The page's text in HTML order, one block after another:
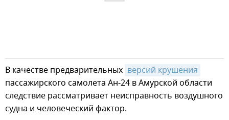
В качестве предварительных версий крушения
пассажирского самолета Ан-24 в Амурской области
следствие рассматривает неисправность воздушного
судна и человеческий фактор.